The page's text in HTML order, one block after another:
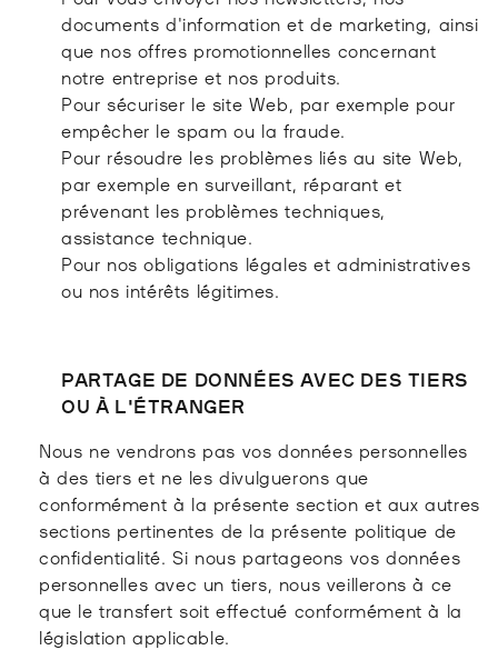
documents d'information et de marketing, ainsi
que nos offres promotionnelles concernant
notre entreprise et nos produits.
Pour sécuriser le site Web, par exemple pour
empêcher le spam ou la fraude.
Pour résoudre les problèmes liés au site Web,
par exemple en surveillant, réparant et
prévenant les problèmes techniques,
assistance technique.
Pour nos obligations légales et administratives
ou nos intérêts légitimes.
PARTAGE DE DONNÉES AVEC DES TIERS
OU À L'ÉTRANGER
Nous ne vendrons pas vos données personnelles
à des tiers et ne les divulguerons que
conformément à la présente section et aux autres
sections pertinentes de la présente politique de
confidentialité. Si nous partageons vos données
personnelles avec un tiers, nous veillerons à ce
que le transfert soit effectué conformément à la
législation applicable.